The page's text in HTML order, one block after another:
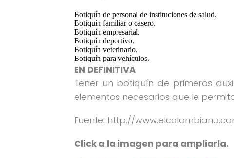
Botiquín de personal de instituciones de salud.
Botiquín familiar o casero.
Botiquín empresarial.
Botiquín deportivo.
Botiquín veterinario.
Botiquín para vehículos.
EN DEFINITIVA
Tener un botiquín de primeros
elementos necesarios que le
Fuente: http://
Click a la imagen para ampliarla.